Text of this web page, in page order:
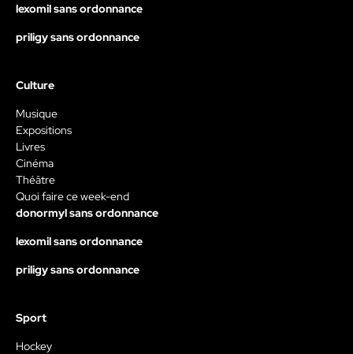
lexomil sans ordonnance
priligy sans ordonnance
Culture
Musique
Expositions
Livres
Cinéma
Théâtre
Quoi faire ce week-end
donormyl sans ordonnance
lexomil sans ordonnance
priligy sans ordonnance
Sport
Hockey